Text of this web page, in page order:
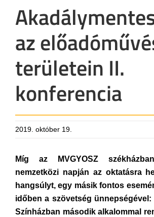
az
területein II.
konferencia
2019. október 19.
Míg az MVGYOSZ
nemzetközi napján az oktatásra
hangsúlyt, egy másik fontos
időben a szövetség ünnepségével:
Színházban második alkalommal